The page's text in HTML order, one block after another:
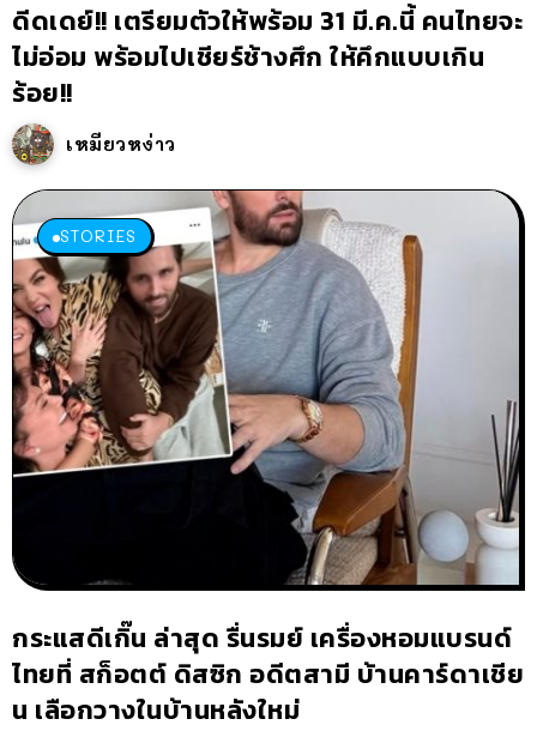
ดีดเดย์!! เตรียมตัวให้พร้อม 31 มี.ค.นี้ คนไทยจะ
ไม่อ่อม พร้อมไปเชียร์ช้างศึก ให้คึกแบบเกิน
ร้อย!!
เหมียวหง่าว
STORIES
กระแสดีเกิ๊น ล่าสุด รื่นรมย์ เครื่องหอมแบรนด์
ไทยที่ สก็อตต์ ดิสซิก อดีตสามี บ้านคาร์ดาเชีย
น เลือกวางในบ้านหลังใหม่